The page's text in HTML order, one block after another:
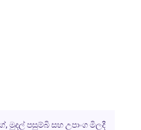
මුදල් පසුම්බි සහ උපාංග මිලදී